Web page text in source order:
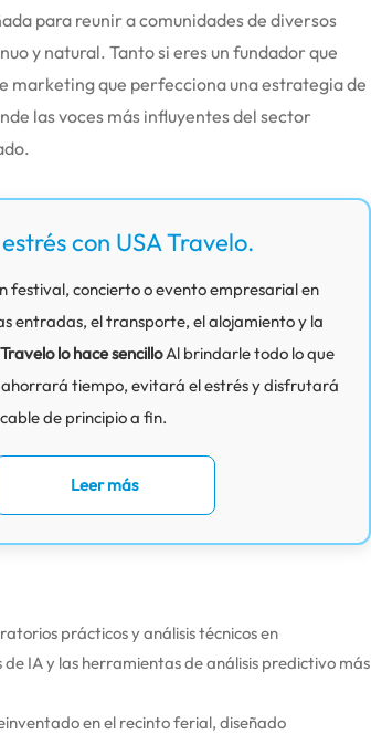
para reunir a comunidades de diversos
y natural.Tanto si eres un fundador que
marketing que perfecciona una estrategia de
las voces más influyentes del sector
con USA Travelo.
festival, concierto o evento empresarial en
entradas, el transporte, el alojamiento y la
lo hace sencilloAl brindarle todo lo que
tiempo, evitará el estrés y disfrutará
de principio a fin.
Leer más
prácticos y análisis técnicos en
IA y las herramientas de análisis predictivo más
en el recinto ferial, diseñado